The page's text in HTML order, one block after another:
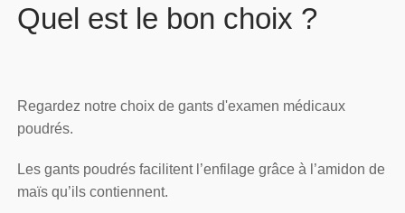
Quel est le bon choix ?
Regardez notre choix de gants d'examen médicaux
poudrés.
Les gants poudrés facilitent l’enfilage grâce à l’amidon de
maïs qu’ils contiennent.